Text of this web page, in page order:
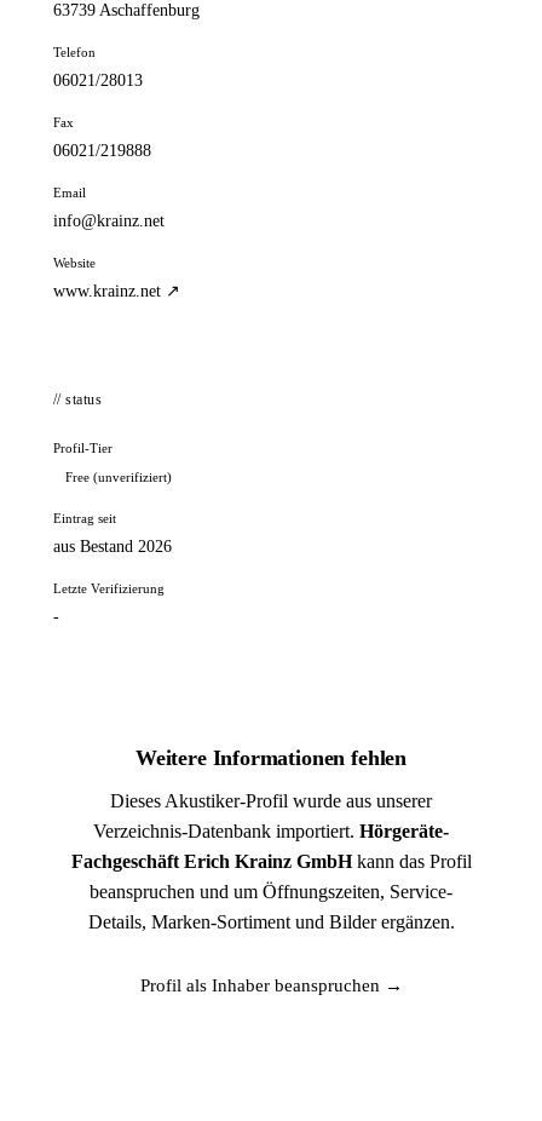
63739 Aschaffenburg
Telefon
06021/28013
Fax
06021/219888
Email
info@krainz.net
Website
www.krainz.net ↗
// status
Profil-Tier
Free (unverifiziert)
Eintrag seit
aus Bestand 2026
Letzte Verifizierung
-
Weitere Informationen fehlen
Dieses Akustiker-Profil wurde aus unserer
Verzeichnis-Datenbank importiert. Hörgeräte-
Fachgeschäft Erich Krainz GmbHkann das Profil
beanspruchen und um Öffnungszeiten, Service-
Details, Marken-Sortiment und Bilder ergänzen.
Profil als Inhaber beanspruchen →